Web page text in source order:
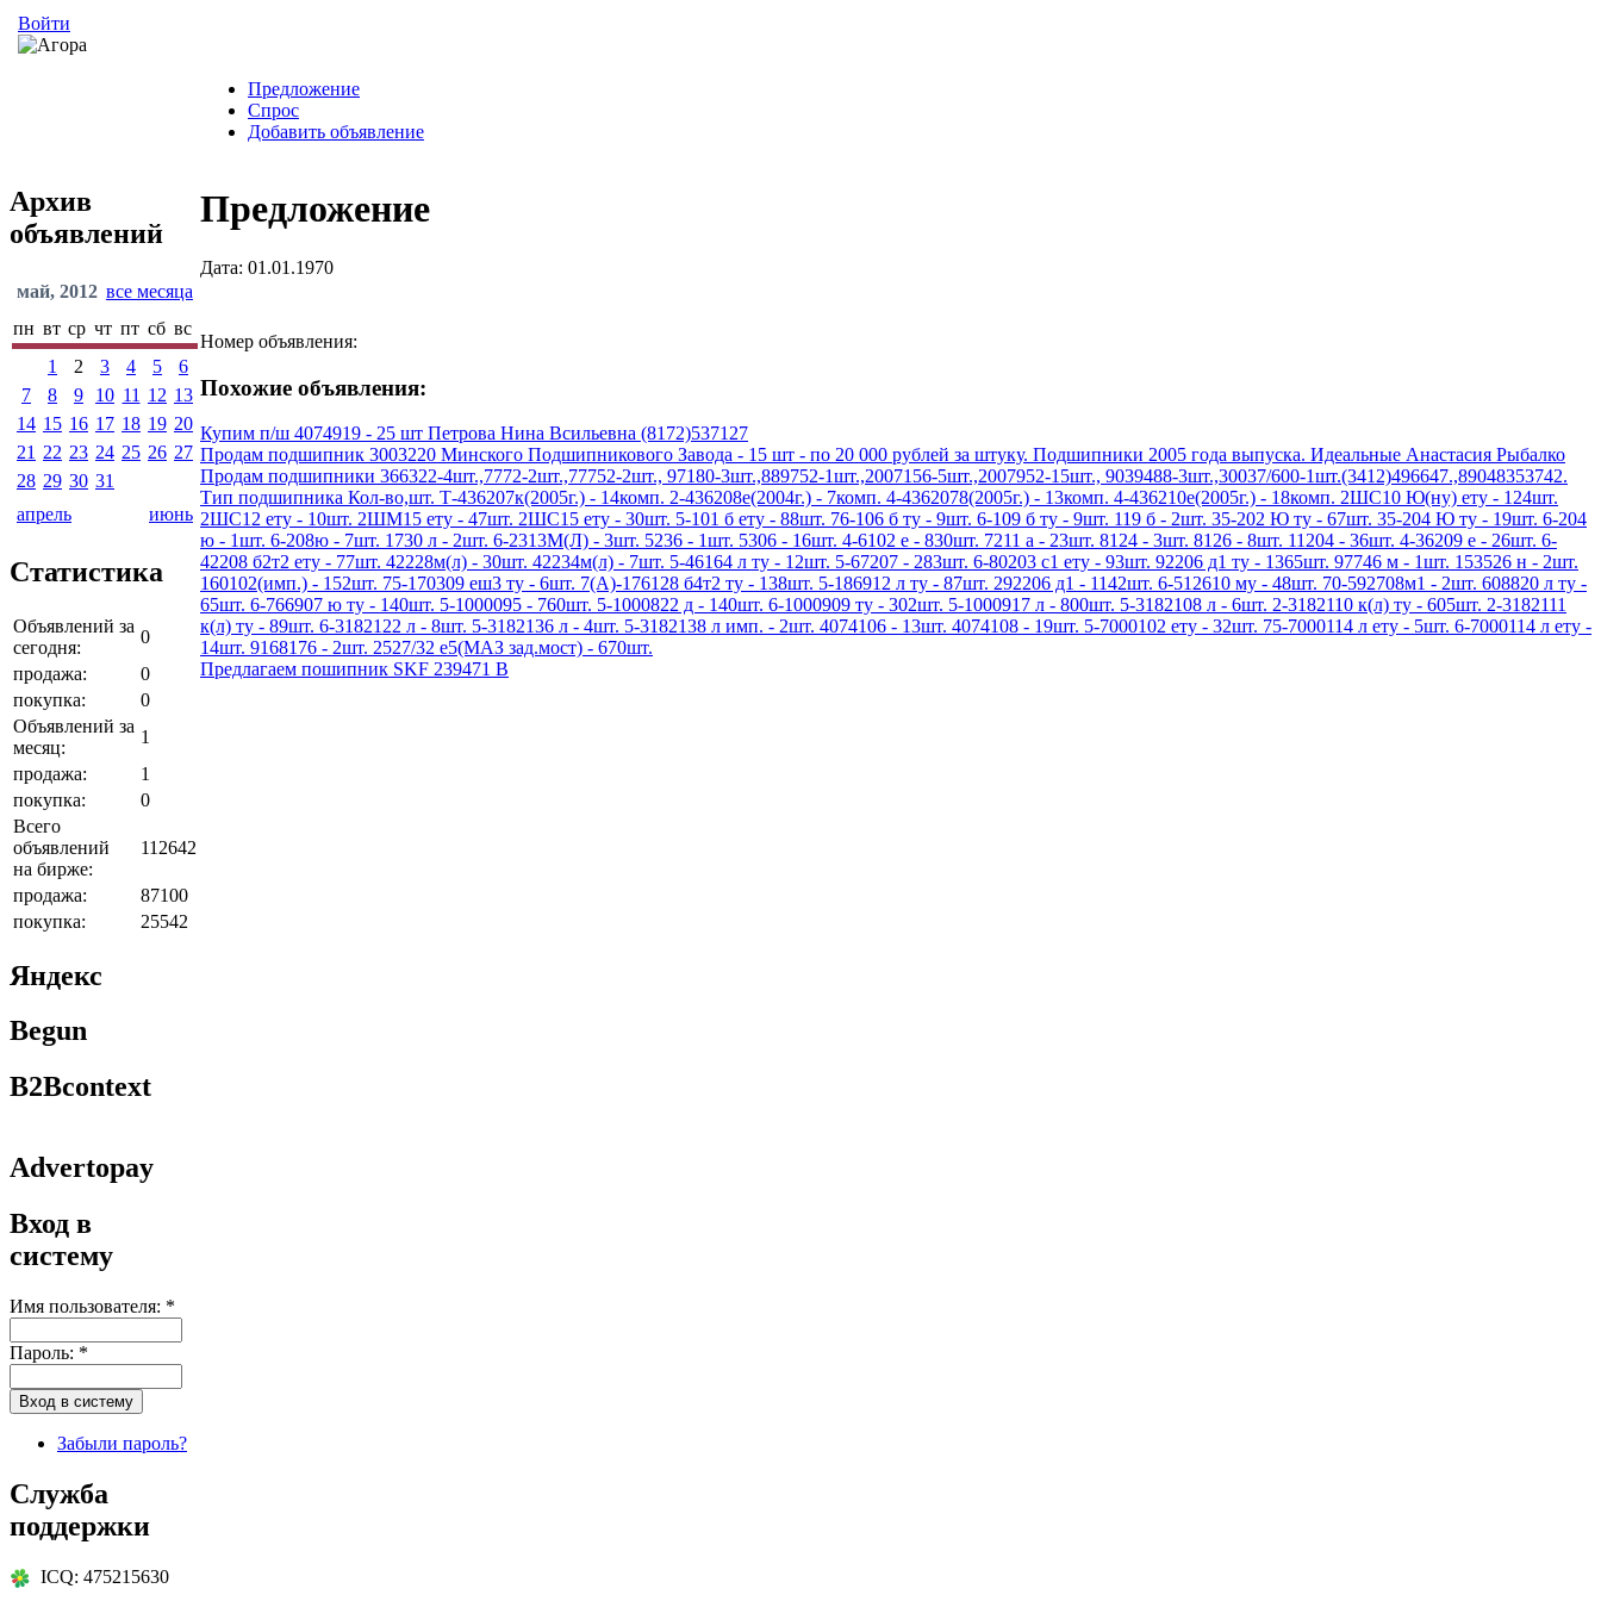
Войти
Предложение
Спрос
Добавить объявление
Архив
объявлений
май, 2012 все месяца
пн вт ср чт пт сб вс
1
2 3 4 5
6
7
8 9 10 11 12 13
14 15 16 17 18 19 20
21 22 23 24 25 26 27
28 29 30 31
апрель
июнь
Статистика
Объявлений за
сегодня:
0
продажа:
0
покупка:
0
Объявлений за
месяц:
1
продажа:
1
покупка:
0
Всего
объявлений
на бирже:
112642
продажа:
87100
покупка:
25542
Яндекс
Begun
B2Bcontext
Advertopay
Вход в
систему
Имя пользователя: *
Пароль: *
Забыли пароль?
Служба
поддержки
ICQ: 475215630
Предложение
Дата: 01.01.1970
Номер объявления:
Похожие объявления:
Купим п/ш 4074919 - 25 шт Петрова Нина Всильевна (8172)537127
Продам подшипник 3003220 Минского Подшипникового Завода - 15 шт - по 20 000 рублей за штуку. Подшипники 2005 года выпуска. Идеальные Анастасия Рыбалко
Продам подшипники 366322-4шт.,7772-2шт.,77752-2шт., 97180-3шт.,889752-1шт.,2007156-5шт.,2007952-15шт., 9039488-3шт.,30037/600-1шт.(3412)496647.,89048353742.
Тип подшипника Кол-во,шт. Т-436207к(2005г.) - 14комп. 2-436208е(2004г.) - 7комп. 4-4362078(2005г.) - 13комп. 4-436210е(2005г.) - 18комп. 2ШС10 Ю(ну) ету - 124шт.
2ШС12 ету - 10шт. 2ШМ15 ету - 47шт. 2ШС15 ету - 30шт. 5-101 б ету - 88шт. 76-106 б ту - 9шт. 6-109 б ту - 9шт. 119 б - 2шт. 35-202 Ю ту - 67шт. 35-204 Ю ту - 19шт. 6-204
ю - 1шт. 6-208ю - 7шт. 1730 л - 2шт. 6-2313М(Л) - 3шт. 5236 - 1шт. 5306 - 16шт. 4-6102 е - 830шт. 7211 а - 23шт. 8124 - 3шт. 8126 - 8шт. 11204 - 36шт. 4-36209 е - 26шт. 6-
42208 б2т2 ету - 77шт. 42228м(л) - 30шт. 42234м(л) - 7шт. 5-46164 л ту - 12шт. 5-67207 - 283шт. 6-80203 с1 ету - 93шт. 92206 д1 ту - 1365шт. 97746 м - 1шт. 153526 н - 2шт.
160102(имп.) - 152шт. 75-170309 еш3 ту - 6шт. 7(А)-176128 б4т2 ту - 138шт. 5-186912 л ту - 87шт. 292206 д1 - 1142шт. 6-512610 му - 48шт. 70-592708м1 - 2шт. 608820 л ту -
65шт. 6-766907 ю ту - 140шт. 5-1000095 - 760шт. 5-1000822 д - 140шт. 6-1000909 ту - 302шт. 5-1000917 л - 800шт. 5-3182108 л - 6шт. 2-3182110 к(л) ту - 605шт. 2-3182111
к(л) ту - 89шт. 6-3182122 л - 8шт. 5-3182136 л - 4шт. 5-3182138 л имп. - 2шт. 4074106 - 13шт. 4074108 - 19шт. 5-7000102 ету - 32шт. 75-7000114 л ету - 5шт. 6-7000114 л ету -
14шт. 9168176 - 2шт. 2527/32 е5(МАЗ зад.мост) - 670шт.
Предлагаем пошипник SKF 239471 B